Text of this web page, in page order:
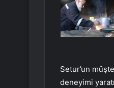
Setur’un
deneyimi